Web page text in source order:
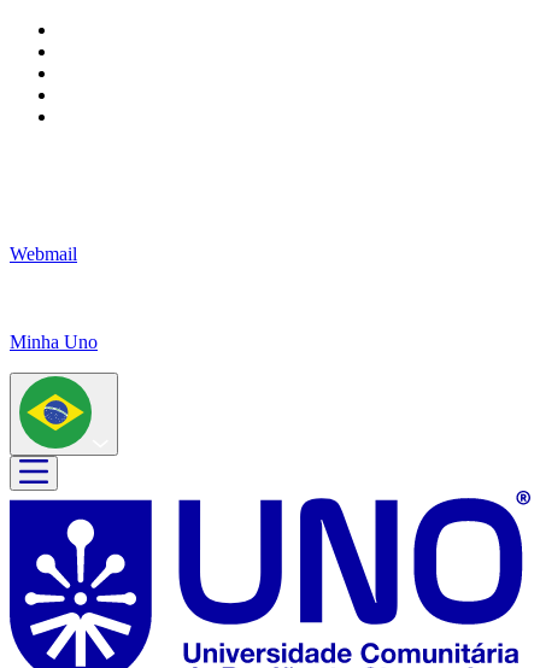
Webmail
Minha Uno